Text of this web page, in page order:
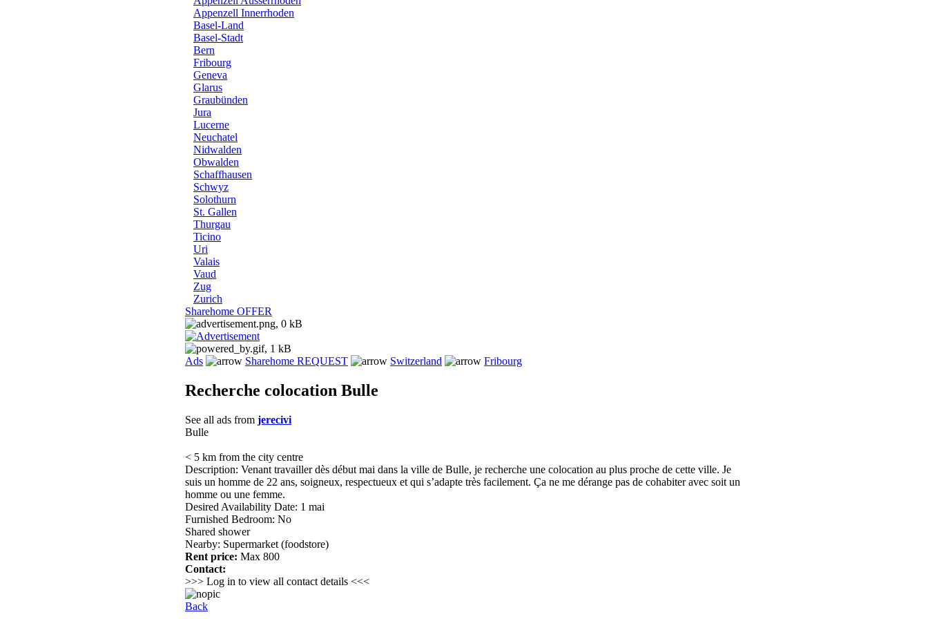
Appenzell Innerrhoden
Basel-Land
Basel-Stadt
Bern
Fribourg
Geneva
Glarus
Graubünden
Jura
Lucerne
Neuchatel
Nidwalden
Obwalden
Schaffhausen
Schwyz
Solothurn
St. Gallen
Thurgau
Ticino
Uri
Valais
Vaud
Zug
Zurich
Sharehome OFFER
Ads Sharehome REQUEST Switzerland Fribourg
Recherche colocation Bulle
See all ads from jerecivi
Bulle
< 5 km from the city centre
Description: Venant travailler dès début mai dans la ville de Bulle, je recherche une colocation au plus proche de cette ville. Je
suis un homme de 22 ans, soigneux, respectueux et qui s’adapte très facilement. Ça ne me dérange pas de cohabiter avec soit un
homme ou une femme.
Desired Availability Date: 1 mai
Furnished Bedroom: No
Shared shower
Nearby: Supermarket (foodstore)
Rent price: Max 800
Contact:
>>> Log in to view all contact details <<<
Back